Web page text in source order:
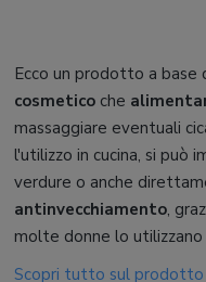
Ecco un prodotto a
cosmetico che
massaggiare eventuali
l'utilizzo in cucina, si può
verdure o anche
antinvecchiamento,
molte donne lo
Scopri tutto sul prodotto